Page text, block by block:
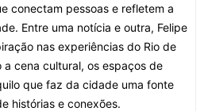
conectam pessoas e refletem a
Entre uma notícia e outra, Felipe
nas experiências do Rio de
cena cultural, os espaços de
que faz da cidade uma fonte
histórias e conexões.